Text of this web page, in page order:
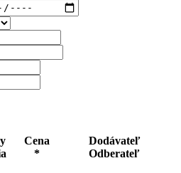
Cena
*
Dodávateľ
Odberateľ